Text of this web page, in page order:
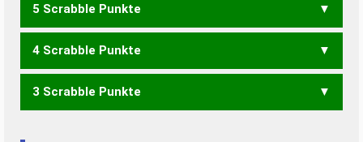
5 Scrabble Punkte
ANNO
4 Scrabble Punkte
NON INAN
3 Scrabble Punkte